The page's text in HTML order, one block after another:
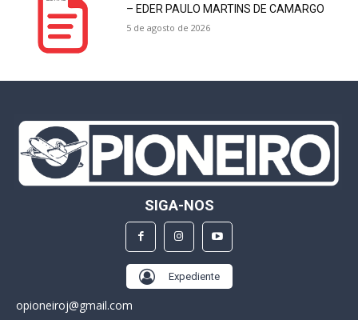
– EDER PAULO MARTINS DE CAMARGO
5 de agosto de 2026
SIGA-NOS
Expediente
opioneiroj@gmail.com